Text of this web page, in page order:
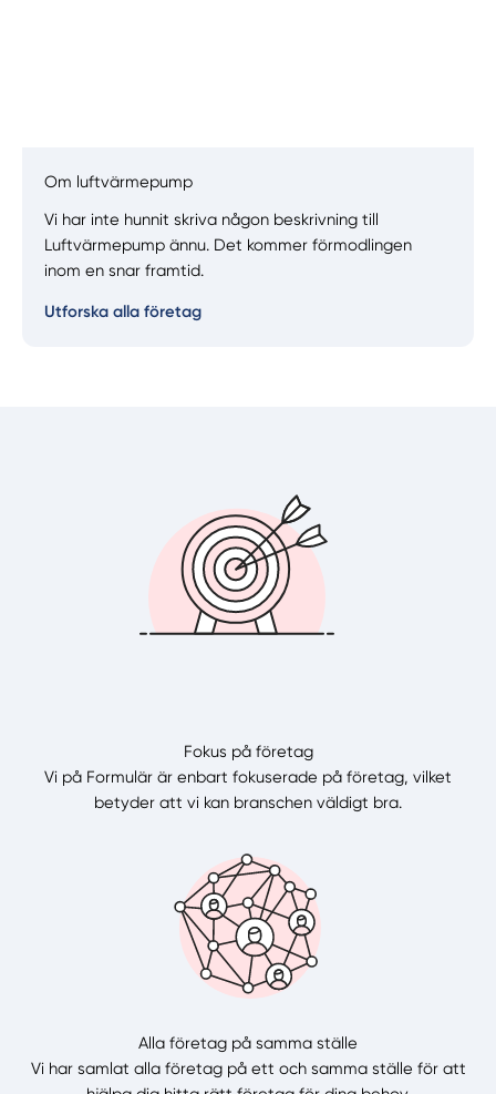
Manuellt Få hjälp
Välj tillvägagångssätt
Om luftvärmepump
Vi har inte hunnit skriva någon beskrivning till
Luftvärmepump ännu. Det kommer förmodlingen
inom en snar framtid.
Utforska alla företag
Fokus på företag
Vi på Formulär är enbart fokuserade på företag, vilket
betyder att vi kan branschen väldigt bra.
Alla företag på samma ställe
Vi har samlat alla företag på ett och samma ställe för att